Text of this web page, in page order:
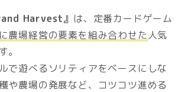
Harvest』 は、定番カードゲーム
農場経営の要素を組み合わせた人気
。
で遊べるソリティアをベースにしな
や農場の発展など、コツコツ進める